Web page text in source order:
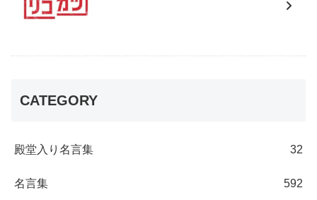
CATEGORY
殿堂入り名言集 32
名言集 592